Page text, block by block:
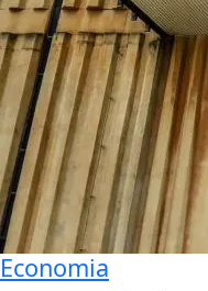
Economia